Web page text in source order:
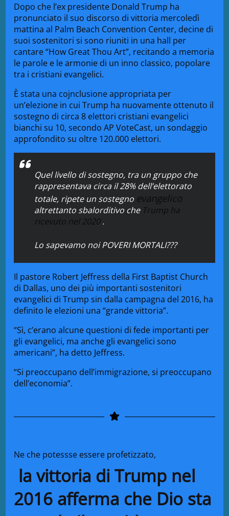
Dopo che l’ex presidente Donald Trump ha
pronunciato il suo discorso di vittoria mercoledì
mattina al Palm Beach Convention Center, decine di
suoi sostenitori si sono riuniti in una hall per
cantare “How Great Thou Art”, recitando a memoria
le parole e le armonie di un inno classico, popolare
tra i cristiani evangelici.
È stata una cojnclusione appropriata per
un’elezione in cui Trump ha nuovamente ottenuto il
sostegno di circa 8 elettori cristiani evangelici
bianchi su 10, secondo AP VoteCast, un sondaggio
approfondito su oltre 120.000 elettori.
Quel livello di sostegno, tra un gruppo che
rappresentava circa il 28% dell’elettorato
totale, ripete un sostegno evangelico
altrettanto sbalorditivo che Trump ha
ricevuto nel 2020.
Lo sapevamo noi POVERI MORTALI???
Il pastore Robert Jeffress della First Baptist Church
di Dallas, uno dei più importanti sostenitori
evangelici di Trump sin dalla campagna del 2016, ha
definito le elezioni una “grande vittoria”.
“Sì, c’erano alcune questioni di fede importanti per
gli evangelici, ma anche gli evangelici sono
americani”, ha detto Jeffress.
“Si preoccupano dell’immigrazione, si preoccupano
dell’economia”.
Ne che potessse essere profetizzato,
la vittoria di Trump nel
2016 afferma che Dio sta